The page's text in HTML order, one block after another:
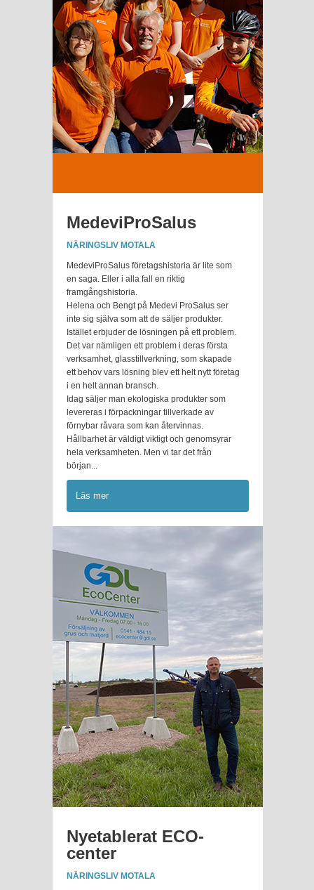
MedeviProSalus
NÄRINGSLIV MOTALA
MedeviProSalus företagshistoria är lite som
en saga. Eller i alla fall en riktig
framgångshistoria.
Helena och Bengt på Medevi ProSalus ser
inte sig själva som att de säljer produkter.
Istället erbjuder de lösningen på ett problem.
Det var nämligen ett problem i deras första
verksamhet, glasstillverkning, som skapade
ett behov vars lösning blev ett helt nytt företag
i en helt annan bransch.
Idag säljer man ekologiska produkter som
levereras i förpackningar tillverkade av
förnybar råvara som kan återvinnas.
Hållbarhet är väldigt viktigt och genomsyrar
hela verksamheten. Men vi tar det från
början...
Läs mer
Nyetablerat ECO-
center
NÄRINGSLIV MOTALA